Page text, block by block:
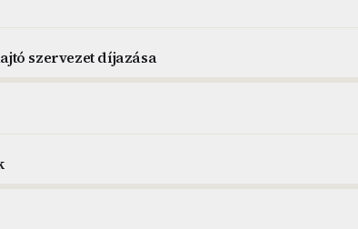
szervezet díjazása